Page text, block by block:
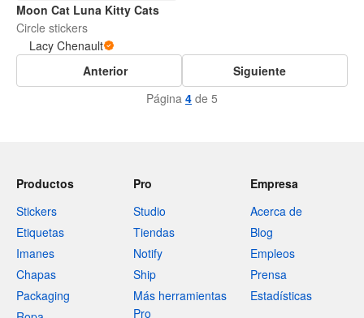
Moon Cat Luna Kitty Cats
Circle stickers
Lacy Chenault
Anterior
Siguiente
Página 4 de 5
Productos
Stickers
Etiquetas
Imanes
Chapas
Packaging
Pro
Studio
Tiendas
Notify
Ship
Más herramientas
Pro
Empresa
Acerca de
Blog
Empleos
Prensa
Estadísticas